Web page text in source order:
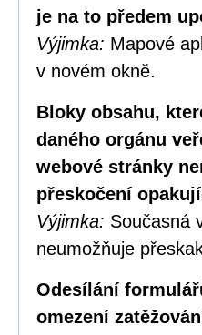
je na to předem
Výjimka: Mapové
v novém okně.
Bloky obsahu,
daného orgánu
webové stránky
přeskočení
Výjimka: Současná
neumožňuje
Odesílání
omezení